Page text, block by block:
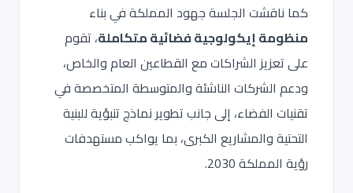
كما ناقشت الجلسة جهود المملكة في بناء
منظومة إيكولوجية فضائية متكاملة، تقوم
على تعزيز الشراكات مع القطاعين العام والخاص،
ودعم الشركات الناشئة والمتوسطة المتخصصة في
تقنيات الفضاء، إلى جانب تطوير نماذج تنبؤية للبنية
التحتية والمشاريع الكبرى، بما يواكب مستهدفات
رؤية المملكة 2030.